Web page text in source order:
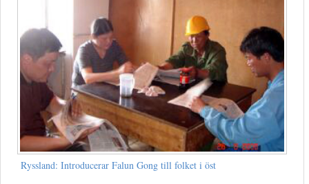
Ryssland: Introducerar Falun Gong till folket i öst